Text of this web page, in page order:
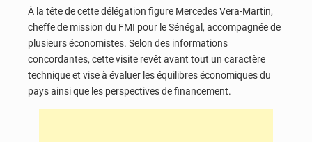
À la tête de cette délégation figure Mercedes Vera-Martin,
cheffe de mission du FMI pour le Sénégal, accompagnée de
plusieurs économistes. Selon des informations
concordantes, cette visite revêt avant tout un caractère
technique et vise à évaluer les équilibres économiques du
pays ainsi que les perspectives de financement.